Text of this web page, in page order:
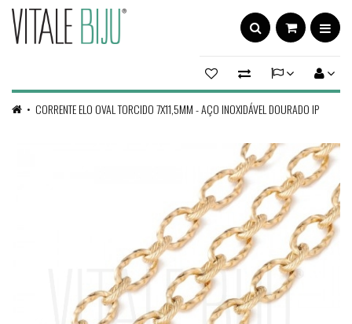
CORRENTE ELO OVAL TORCIDO 7X11,5MM - AÇO INOXIDÁVEL DOURADO IP